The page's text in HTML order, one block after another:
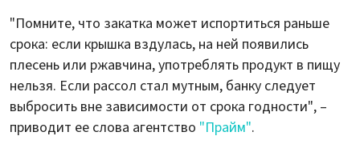
"Помните, что закатка может испортиться раньше
срока: если крышка вздулась, на ней появились
плесень или ржавчина, употреблять продукт в пищу
нельзя. Если рассол стал мутным, банку следует
выбросить вне зависимости от срока годности", –
приводит ее слова агентство "Прайм".